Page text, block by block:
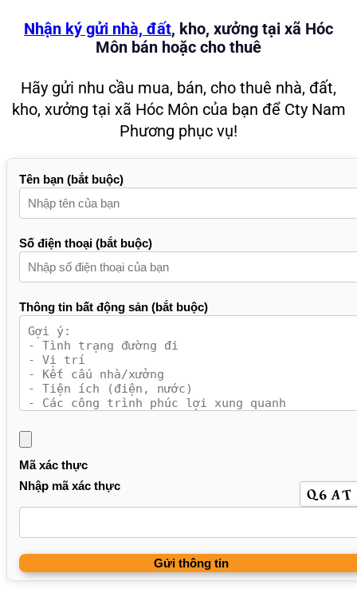
Nhận ký gửi nhà, đất, kho, xưởng tại xã Hóc
Môn bán hoặc cho thuê
Hãy gửi nhu cầu mua, bán, cho thuê nhà, đất,
kho, xưởng tại xã Hóc Môn của bạn để Cty Nam
Phương phục vụ!
Tên bạn (bắt buộc)
Số điện thoại (bắt buộc)
Thông tin bất động sản (bắt buộc)
Mã xác thực
Nhập mã xác thực